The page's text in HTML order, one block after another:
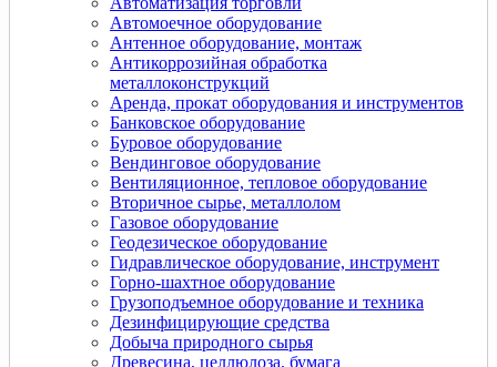
Автомоечное оборудование
Антенное оборудование, монтаж
Антикоррозийная обработка
металлоконструкций
Аренда, прокат оборудования и инструментов
Банковское оборудование
Буровое оборудование
Вендинговое оборудование
Вентиляционное, тепловое оборудование
Вторичное сырье, металлолом
Газовое оборудование
Геодезическое оборудование
Гидравлическое оборудование, инструмент
Горно-шахтное оборудование
Грузоподъемное оборудование и техника
Дезинфицирующие средства
Добыча природного сырья
Древесина, целлюлоза, бумага